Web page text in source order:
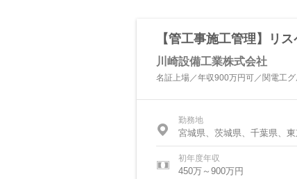
【管工事施工管理】リ
川崎設備工業株式会社
名証上場／年収900万円可／関電工
勤務地
宮城県、茨城県、千葉県、
県
初年度年収
450万～900万円